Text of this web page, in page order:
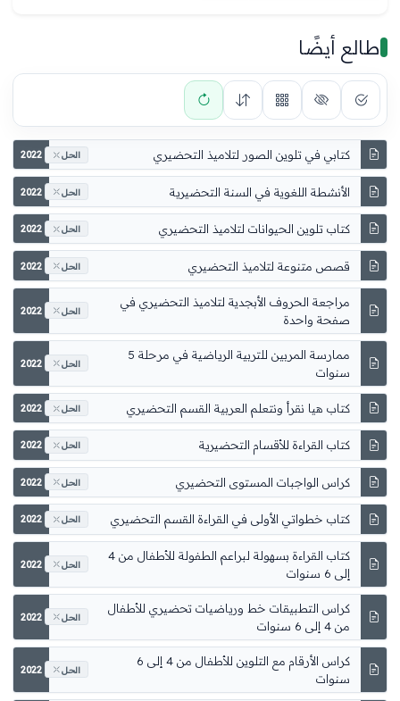
طالع أيضًا
كتابي في تلوين الصور لتلاميذ التحضيري 2022 الحل
2022 الحل
كتاب تلوين الحيوانات لتلاميذ التحضيري 2022 الحل
قصص متنوعة لتلاميذ التحضيري 2022 الحل
مراجعة الحروف الأبجدية لتلاميذ التحضيري في
صفحة واحدة
2022 الحل
ممارسة المربين للتربية الرياضية في مرحلة 5
سنوات
2022 الحل
كتاب هيا نقرأ ونتعلم العربية القسم التحضيري 2022 الحل
كتاب القراءة للأقسام التحضيرية 2022 الحل
كراس الواجبات المستوى التحضيري 2022 الحل
كتاب خطواتي الأولى في القراءة القسم التحضيري 2022 الحل
كتاب القراءة بسهولة لبراعم الطفولة للأطفال من 4
إلى 6 سنوات
2022 الحل
كراس التطبيقات خط ورياضيات تحضيري للأطفال
من 4 إلى 6 سنوات
2022 الحل
كراس الأرقام مع التلوين للأطفال من 4 إلى 6
سنوات
2022 الحل